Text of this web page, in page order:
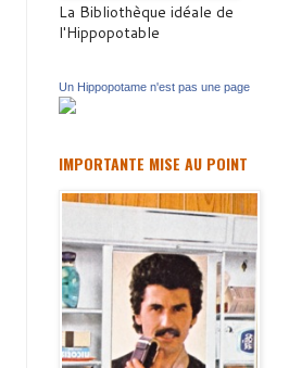
La Bibliothèque idéale de
l'Hippopotable
Un Hippopotame n'est pas une page
IMPORTANTE MISE AU POINT